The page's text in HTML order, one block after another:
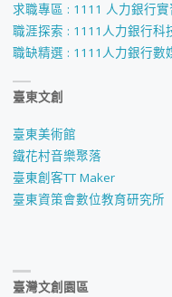
求職專區 : 1111 人力銀行
職涯探索 : 1111人力銀行科
職缺精選 : 1111人力銀行數
臺東文創
臺東美術館
鐵花村音樂聚落
臺東創客TT Maker
臺東資策會數位教育研究所
臺灣文創園區